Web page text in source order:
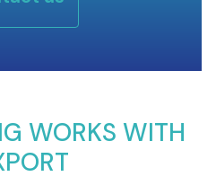
WORKS WITH